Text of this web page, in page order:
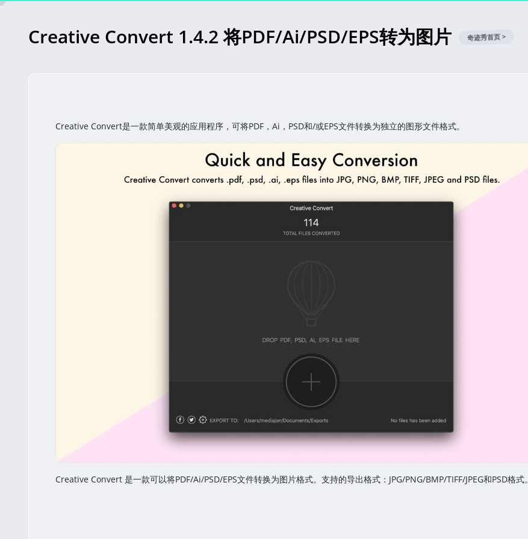
Creative Convert 1.4.2 将PDF/Ai/PSD/EPS转为图片 奇迹秀首页 >
Creative Convert是一款简单美观的应用程序，可将PDF，Ai，PSD和/或EPS文件转换为独立的图形文件格式。
Creative Convert 是一款可以将PDF/Ai/PSD/EPS文件转换为图片格式。支持的导出格式：JPG/PNG/BMP/TIFF/JPEG和PSD格式。